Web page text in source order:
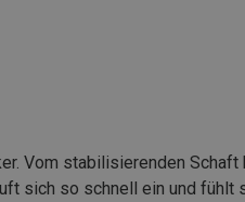
Vom stabilisierenden
sich so schnell ein und